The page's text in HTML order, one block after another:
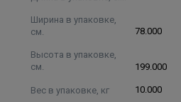
Ширина в упаковке,
см.
78.000
Высота в упаковке,
см.
199.000
Вес в упаковке, кг 10.000